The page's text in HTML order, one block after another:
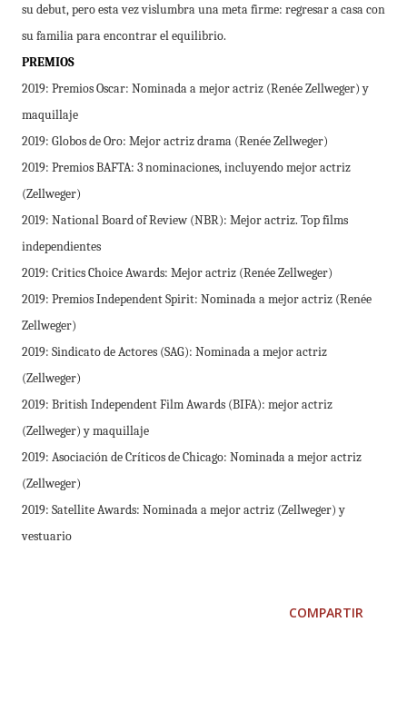
su debut, pero esta vez vislumbra una meta firme: regresar a casa con
su familia para encontrar el equilibrio.
PREMIOS
2019: Premios Oscar: Nominada a mejor actriz (Renée Zellweger) y
maquillaje
2019: Globos de Oro: Mejor actriz drama (Renée Zellweger)
2019: Premios BAFTA: 3 nominaciones, incluyendo mejor actriz
(Zellweger)
2019: National Board of Review (NBR): Mejor actriz. Top films
independientes
2019: Critics Choice Awards: Mejor actriz (Renée Zellweger)
2019: Premios Independent Spirit: Nominada a mejor actriz (Renée
Zellweger)
2019: Sindicato de Actores (SAG): Nominada a mejor actriz
(Zellweger)
2019: British Independent Film Awards (BIFA): mejor actriz
(Zellweger) y maquillaje
2019: Asociación de Críticos de Chicago: Nominada a mejor actriz
(Zellweger)
2019: Satellite Awards: Nominada a mejor actriz (Zellweger) y
vestuario
COMPARTIR